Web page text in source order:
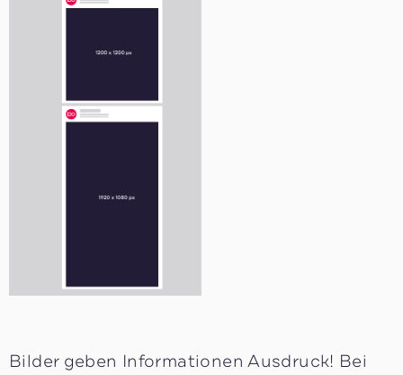
Bilder geben Informationen Ausdruck! Bei